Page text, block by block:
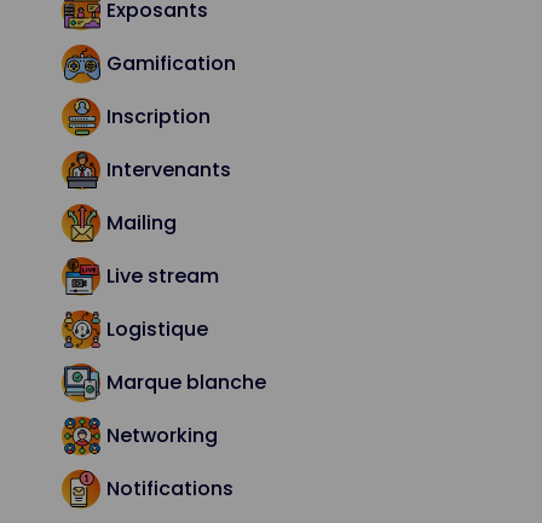
Exposants
Gamification
Inscription
Intervenants
Mailing
Live stream
Logistique
Marque blanche
Networking
Notifications